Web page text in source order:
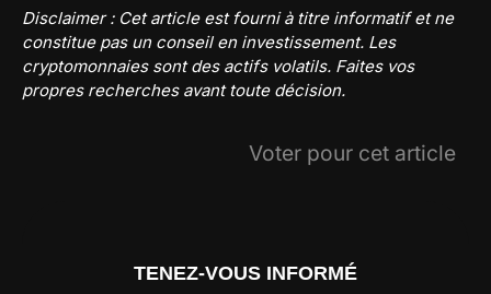
Disclaimer : Cet article est fourni à titre informatif et ne
constitue pas un conseil en investissement. Les
cryptomonnaies sont des actifs volatils. Faites vos
propres recherches avant toute décision.
Voter pour cet article
TENEZ-VOUS INFORMÉ